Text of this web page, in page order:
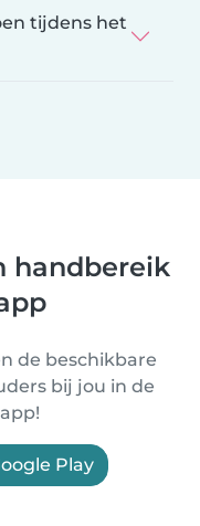
tijdens het
handbereik
de beschikbare
bij jou in de
Play